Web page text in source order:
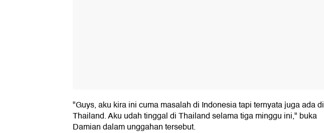
"Guys, aku kira ini cuma masalah di Indonesia tapi ternyata juga ada di
Thailand. Aku udah tinggal di Thailand selama tiga minggu ini," buka
Damian dalam unggahan tersebut.